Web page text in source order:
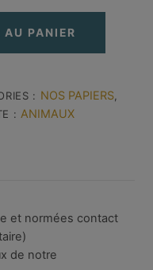
PANIER
: NOS PAPIERS,
: ANIMAUX
et normées contact
de notre